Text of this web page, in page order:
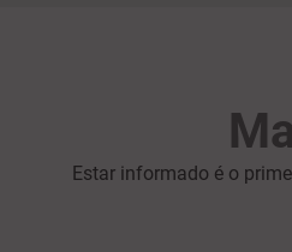
Estar informado é o